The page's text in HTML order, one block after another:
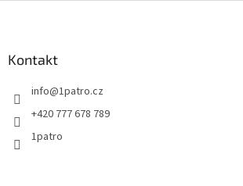
Kontakt
info@1patro.cz
+420 777 678 789
1patro